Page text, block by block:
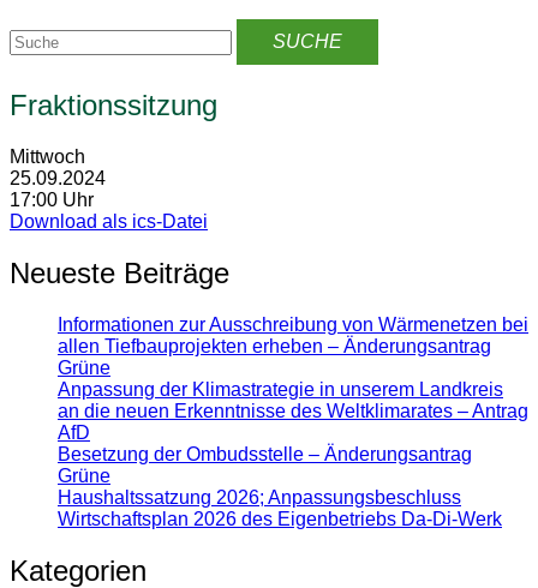
Fraktionssitzung
Mittwoch
25.09.2024
17:00 Uhr
Download als ics-Datei
Neueste Beiträge
Informationen zur Ausschreibung von Wärmenetzen bei
allen Tiefbauprojekten erheben – Änderungsantrag
Grüne
Anpassung der Klimastrategie in unserem Landkreis
an die neuen Erkenntnisse des Weltklimarates – Antrag
AfD
Besetzung der Ombudsstelle – Änderungsantrag
Grüne
Haushaltssatzung 2026; Anpassungsbeschluss
Wirtschaftsplan 2026 des Eigenbetriebs Da-Di-Werk
Kategorien